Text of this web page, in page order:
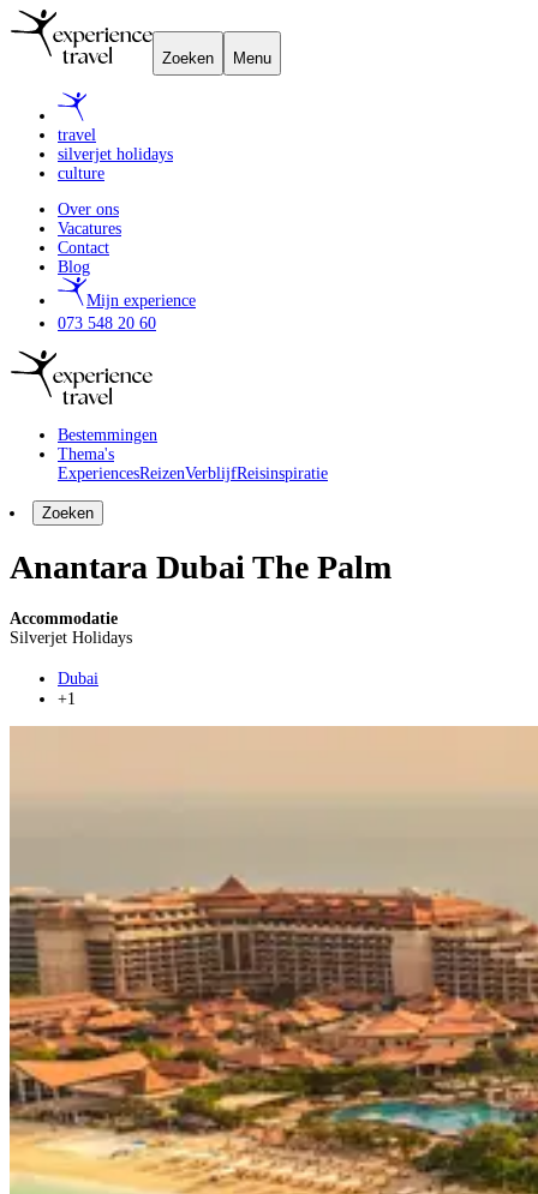
Zoeken Menu
travel
silverjet holidays
culture
Over ons
Vacatures
Contact
Blog
Mijn experience
073 548 20 60
Bestemmingen
Thema's
ExperiencesReizenVerblijfReisinspiratie
Zoeken
Anantara Dubai The Palm
Accommodatie
Silverjet Holidays
Dubai
+1